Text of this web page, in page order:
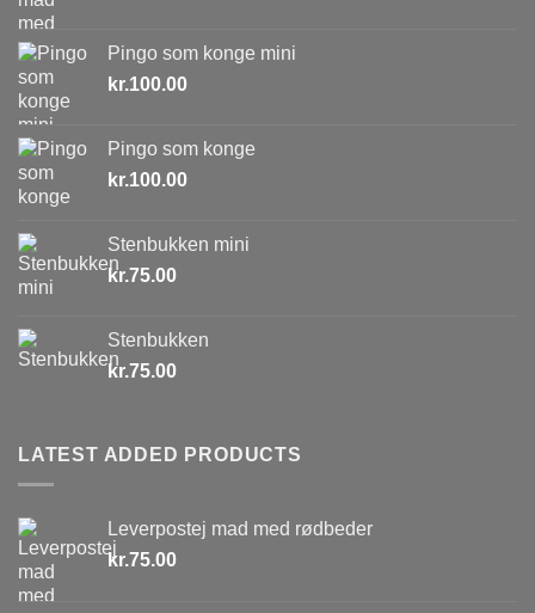
Pingo som konge mini
kr.100.00
Pingo som konge
kr.100.00
Stenbukken mini
kr.75.00
Stenbukken
kr.75.00
LATEST ADDED PRODUCTS
Leverpostej mad med rødbeder
kr.75.00